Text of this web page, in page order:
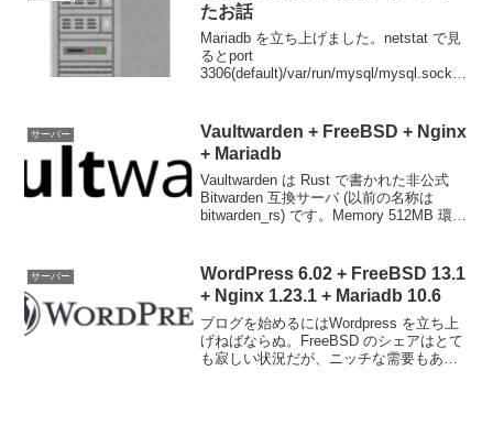
たお話
Mariadb を立ち上げました。netstat で見
るとport
3306(default)/var/run/mysql/mysql.sockT
サーバー
Vaultwarden + FreeBSD + Nginx
+ Mariadb
Vaultwarden は Rust で書かれた非公式
Bitwarden 互換サーバ (以前の名称は
bitwarden_rs) です。Memory 512MB 環境
サーバー
WordPress 6.02 + FreeBSD 13.1
+ Nginx 1.23.1 + Mariadb 10.6
ブログを始めるにはWordpress を立ち上
げねばならぬ。FreeBSD のシェアはとて
も寂しい状況だが、ニッチな需要もある